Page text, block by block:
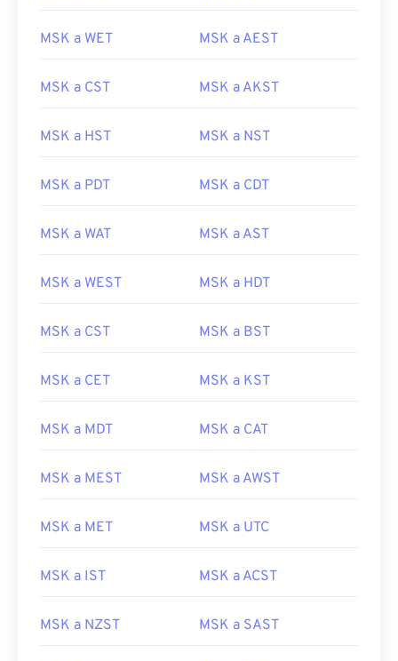
MSK a WET MSK a AEST
MSK a CST MSK a AKST
MSK a HST MSK a NST
MSK a PDT MSK a CDT
MSK a WAT MSK a AST
MSK a WEST MSK a HDT
MSK a CST MSK a BST
MSK a CET MSK a KST
MSK a MDT MSK a CAT
MSK a MEST MSK a AWST
MSK a MET MSK a UTC
MSK a IST MSK a ACST
MSK a NZST MSK a SAST